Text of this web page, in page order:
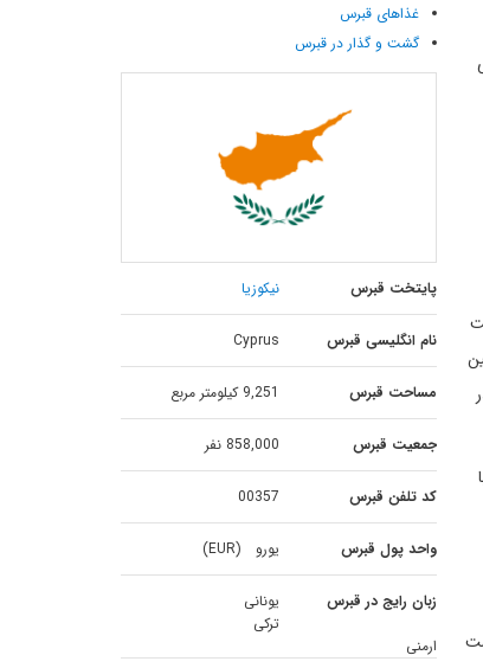
غذاهای قبرس
گشت و گذار در قبرس
پایتخت قبرس نیکوزیا
نام انگلیسی قبرس Cyprus
مساحت قبرس 9,251 کیلومتر مربع
جمعیت قبرس 858,000 نفر
کد تلفن قبرس 00357
واحد پول قبرس یورو (EUR)
زبان رایج در قبرس
یونانی
ترکی
ارمنی